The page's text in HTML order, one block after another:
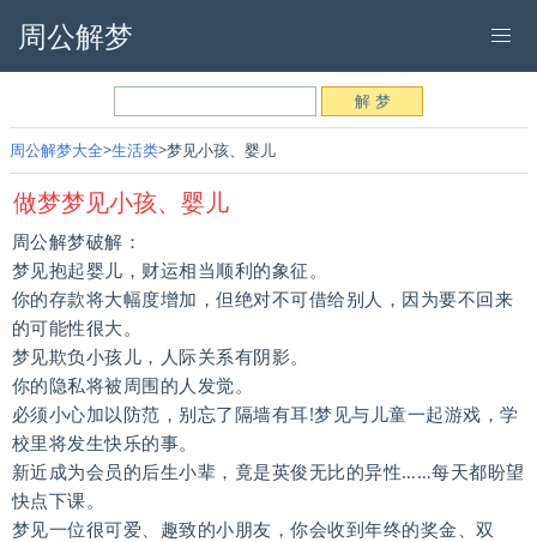
周公解梦
周公解梦大全 生活类 梦见小孩、婴儿
做梦梦见小孩、婴儿
周公解梦破解：
梦见抱起婴儿，财运相当顺利的象征。
你的存款将大幅度增加，但绝对不可借给别人，因为要不回来
的可能性很大。
梦见欺负小孩儿，人际关系有阴影。
你的隐私将被周围的人发觉。
必须小心加以防范，别忘了隔墙有耳!梦见与儿童一起游戏，学
校里将发生快乐的事。
新近成为会员的后生小辈，竟是英俊无比的异性……每天都盼望
快点下课。
梦见一位很可爱、趣致的小朋友，你会收到年终的奖金、双